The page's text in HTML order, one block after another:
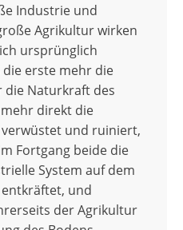
Industrie und
Agrikultur wirken
ursprünglich
erste mehr die
Naturkraft des
direkt die
und ruiniert,
Fortgang beide die
System auf dem
und
der Agrikultur